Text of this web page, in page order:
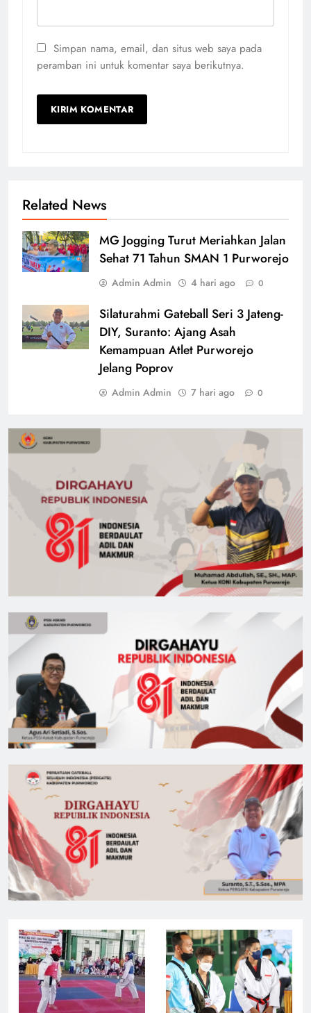
Simpan nama, email, dan situs web saya pada
peramban ini untuk komentar saya berikutnya.
Related News
MG Jogging Turut Meriahkan Jalan
Sehat 71 Tahun SMAN 1 Purworejo
Admin Admin 4 hari ago 0
Silaturahmi Gateball Seri 3 Jateng-
DIY, Suranto: Ajang Asah
Kemampuan Atlet Purworejo
Jelang Poprov
Admin Admin 7 hari ago 0